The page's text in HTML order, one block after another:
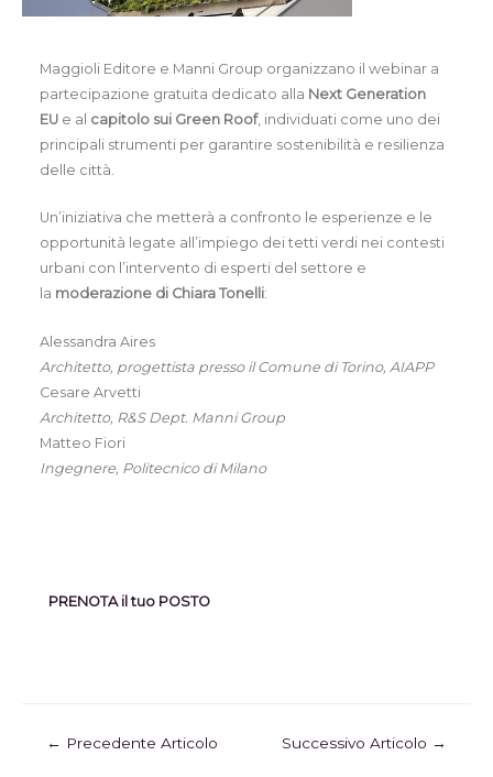
Maggioli Editore e Manni Group organizzano il webinar a
partecipazione gratuita dedicato alla Next Generation
EU e al capitolo sui Green Roof, individuati come uno dei
principali strumenti per garantire sostenibilità e resilienza
delle città.
Un’iniziativa che metterà a confronto le esperienze e le
opportunità legate all’impiego dei tetti verdi nei contesti
urbani con l’intervento di esperti del settore e
la moderazione di Chiara Tonelli:
Alessandra Aires
Architetto, progettista presso il Comune di Torino, AIAPP
Cesare Arvetti
Architetto, R&S Dept. Manni Group
Matteo Fiori
Ingegnere, Politecnico di Milano
PRENOTA il tuo POSTO
← Precedente Articolo Successivo Articolo →